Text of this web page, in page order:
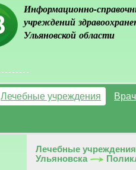
Информационно-
учреждений
Ульяновской области
Лечебные учреждения
Лечебные учреждения
Ульяновска